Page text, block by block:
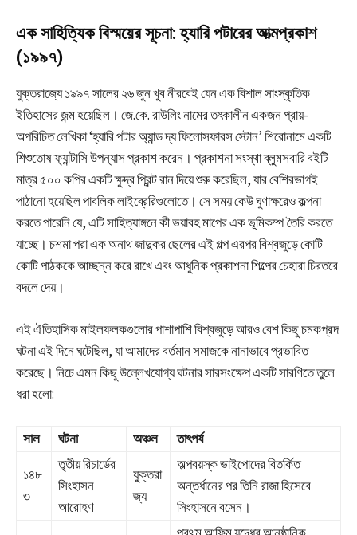
এক সাহিত্যিক বিস্ময়ের সূচনা: হ্যারি পটারের আত্মপ্রকাশ
(১৯৯৭)
যুক্তরাজ্যে ১৯৯৭ সালের ২৬ জুন খুব নীরবেই যেন এক বিশাল সাংস্কৃতিক
ইতিহাসের জন্ম হয়েছিল। জে.কে. রাউলিং নামের তৎকালীন একজন প্রায়-
অপরিচিত লেখিকা ‘হ্যারি পটার অ্যান্ড দ্য ফিলোসফারস স্টোন’ শিরোনামে একটি
শিশুতোষ ফ্যান্টাসি উপন্যাস প্রকাশ করেন। প্রকাশনা সংস্থা ব্লুমসবারি বইটি
মাত্র ৫০০ কপির একটি ক্ষুদ্র প্রিন্ট রান দিয়ে শুরু করেছিল, যার বেশিরভাগই
পাঠানো হয়েছিল পাবলিক লাইব্রেরিগুলোতে। সে সময় কেউ ঘুণাক্ষরেও কল্পনা
করতে পারেনি যে, এটি সাহিত্যাঙ্গনে কী ভয়াবহ মাপের এক ভূমিকম্প তৈরি করতে
যাচ্ছে। চশমা পরা এক অনাথ জাদুকর ছেলের এই গল্প এরপর বিশ্বজুড়ে কোটি
কোটি পাঠককে আচ্ছন্ন করে রাখে এবং আধুনিক প্রকাশনা শিল্পের চেহারা চিরতরে
বদলে দেয়।
এই ঐতিহাসিক মাইলফলকগুলোর পাশাপাশি বিশ্বজুড়ে আরও বেশ কিছু চমকপ্রদ
ঘটনা এই দিনে ঘটেছিল, যা আমাদের বর্তমান সমাজকে নানাভাবে প্রভাবিত
করেছে। নিচে এমন কিছু উল্লেখযোগ্য ঘটনার সারসংক্ষেপ একটি সারণিতে তুলে
ধরা হলো:
সাল ঘটনা অঞ্চল তাৎপর্য
১৪৮
৩
তৃতীয় রিচার্ডের
সিংহাসন
আরোহণ
যুক্তরা
জ্য
অল্পবয়স্ক ভাইপোদের বিতর্কিত
অন্তর্ধানের পর তিনি রাজা হিসেবে
সিংহাসনে বসেন।